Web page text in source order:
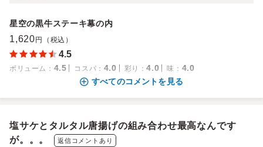
星空の黒牛ステーキ幕の内
1,620 円（税込）
4.5
ボリューム ： 4.5 コスパ ： 4.0 彩り ：4.0 味 ： 4.0
すべてのコメントを見る
塩サケとタルタル唐揚げの組み合わせ最高なんです
が。。。
返信コメントあり